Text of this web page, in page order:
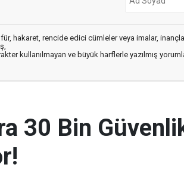
hakaret, rencide edici cümleler veya imalar,
kullanılmayan ve büyük harflerle yazılmış
30 Bin